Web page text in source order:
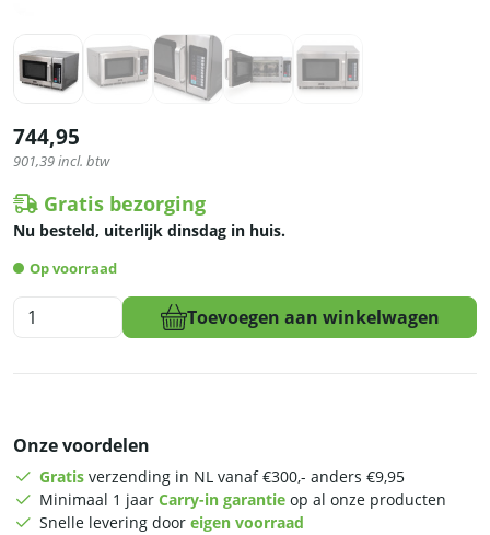
744,95
901,39incl. btw
Gratis bezorging
Nu besteld, uiterlijk dinsdag in huis.
Op voorraad
HCB
Magnetron
34
liter
230V
Toevoegen aan winkelwagen
Onze voordelen
Gratis verzending in NL vanaf €300,- anders €9,95
Minimaal 1 jaar Carry-in garantie op al onze producten
Snelle levering door eigen voorraad